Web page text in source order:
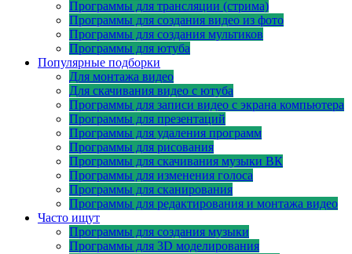
Программы для трансляции (стрима)
Программы для создания видео из фото
Программы для создания мультиков
Программы для ютуба
Популярные подборки
Для монтажа видео
Для скачивания видео с ютуба
Программы для записи видео с экрана компьютера
Программы для презентаций
Программы для удаления программ
Программы для рисования
Программы для скачивания музыки ВК
Программы для изменения голоса
Программы для сканирования
Программы для редактирования и монтажа видео
Часто ищут
Программы для создания музыки
Программы для 3D моделирования